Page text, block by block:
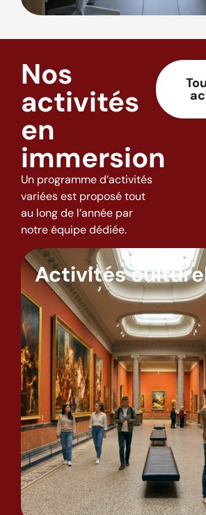
Nos
activités
en
immersion
Un programme d’activités
variées est proposé tout
au long de l’année par
notre équipe dédiée.
Activités